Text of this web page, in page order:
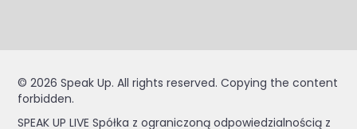
© 2026 Speak Up. All rights reserved. Copying the content
forbidden.
SPEAK UP LIVE Spółka z ograniczoną odpowiedzialnością z